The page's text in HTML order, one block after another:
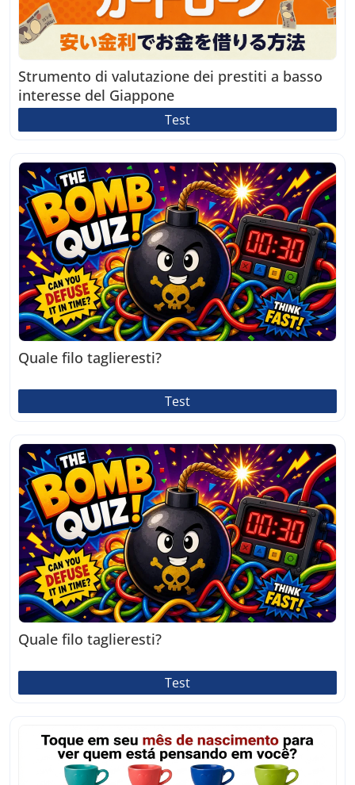
Strumento di valutazione dei prestiti a basso
interesse del Giappone
Test
Quale filo taglieresti?
Test
Quale filo taglieresti?
Test